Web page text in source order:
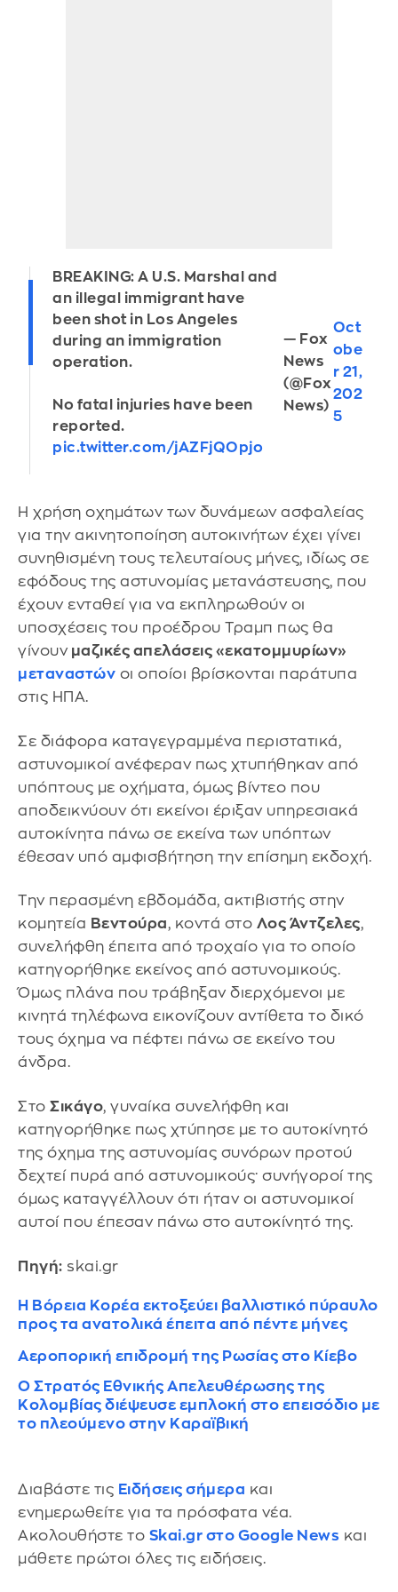
BREAKING: A U.S. Marshal and
an illegal immigrant have
been shot in Los Angeles
during an immigration
operation.
No fatal injuries have been
reported.
pic.twitter.com/jAZFjQOpjo
— Fox
News
(@Fox
News)
Oct
obe
r 21,
202
5
Η χρήση οχημάτων των δυνάμεων ασφαλείας
για την ακινητοποίηση αυτοκινήτων έχει γίνει
συνηθισμένη τους τελευταίους μήνες, ιδίως σε
εφόδους της αστυνομίας μετανάστευσης, που
έχουν ενταθεί για να εκπληρωθούν οι
υποσχέσεις του προέδρου Τραμπ πως θα
γίνουν μαζικές απελάσεις «εκατομμυρίων»
μεταναστών οι οποίοι βρίσκονται παράτυπα
στις ΗΠΑ.
Σε διάφορα καταγεγραμμένα περιστατικά,
αστυνομικοί ανέφεραν πως χτυπήθηκαν από
υπόπτους με οχήματα, όμως βίντεο που
αποδεικνύουν ότι εκείνοι έριξαν υπηρεσιακά
αυτοκίνητα πάνω σε εκείνα των υπόπτων
έθεσαν υπό αμφισβήτηση την επίσημη εκδοχή.
Την περασμένη εβδομάδα, ακτιβιστής στην
κομητεία Βεντούρα, κοντά στο Λος Άντζελες,
συνελήφθη έπειτα από τροχαίο για το οποίο
κατηγορήθηκε εκείνος από αστυνομικούς.
Όμως πλάνα που τράβηξαν διερχόμενοι με
κινητά τηλέφωνα εικονίζουν αντίθετα το δικό
τους όχημα να πέφτει πάνω σε εκείνο του
άνδρα.
Στο Σικάγο, γυναίκα συνελήφθη και
κατηγορήθηκε πως χτύπησε με το αυτοκίνητό
της όχημα της αστυνομίας συνόρων προτού
δεχτεί πυρά από αστυνομικούς· συνήγοροί της
όμως καταγγέλλουν ότι ήταν οι αστυνομικοί
αυτοί που έπεσαν πάνω στο αυτοκίνητό της.
Πηγή: skai.gr
Η Βόρεια Κορέα εκτοξεύει βαλλιστικό πύραυλο
προς τα ανατολικά έπειτα από πέντε μήνες
Αεροπορική επιδρομή της Ρωσίας στο Κίεβο
Ο Στρατός Εθνικής Απελευθέρωσης της
Κολομβίας διέψευσε εμπλοκή στο επεισόδιο με
το πλεούμενο στην Καραϊβική
Διαβάστε τις Ειδήσεις σήμερα και
ενημερωθείτε για τα πρόσφατα νέα.
Ακολουθήστε το Skai.gr στο Google News και
μάθετε πρώτοι όλες τις ειδήσεις.